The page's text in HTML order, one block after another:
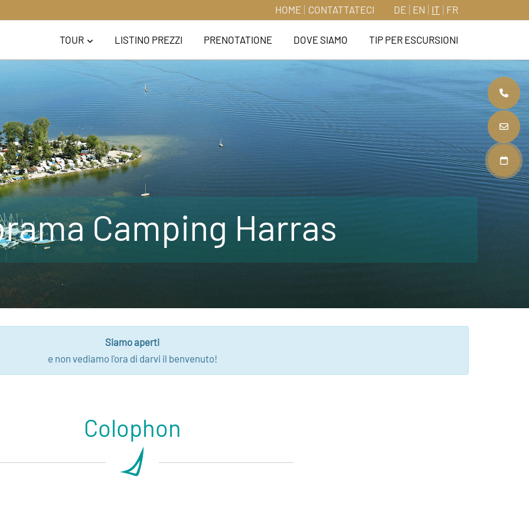
HOME CONTATTATECI DE EN IT FR
TOUR LISTINO PREZZI PRENOTATIONE DOVE SIAMO TIP PER ESCURSIONI
Camping Harras
Siamo aperti
e non vediamo l'ora di darvi il benvenuto!
Colophon